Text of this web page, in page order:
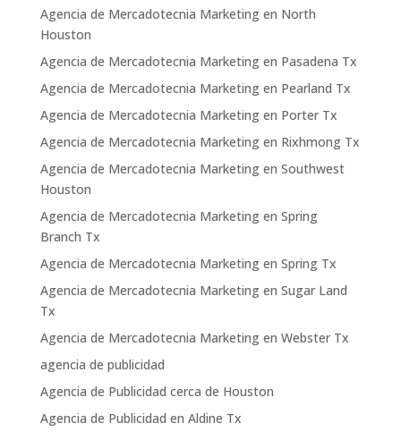
Agencia de Mercadotecnia Marketing en North
Houston
Agencia de Mercadotecnia Marketing en Pasadena Tx
Agencia de Mercadotecnia Marketing en Pearland Tx
Agencia de Mercadotecnia Marketing en Porter Tx
Agencia de Mercadotecnia Marketing en Rixhmong Tx
Agencia de Mercadotecnia Marketing en Southwest
Houston
Agencia de Mercadotecnia Marketing en Spring
Branch Tx
Agencia de Mercadotecnia Marketing en Spring Tx
Agencia de Mercadotecnia Marketing en Sugar Land
Tx
Agencia de Mercadotecnia Marketing en Webster Tx
agencia de publicidad
Agencia de Publicidad cerca de Houston
Agencia de Publicidad en Aldine Tx